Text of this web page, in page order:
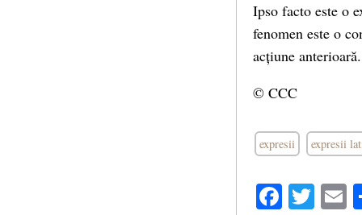
Ipso facto este o
fenomen este o
acțiune
© CCC
expresii expresii